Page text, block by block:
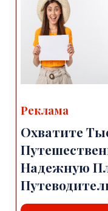
Реклама
Охватите
Надежную